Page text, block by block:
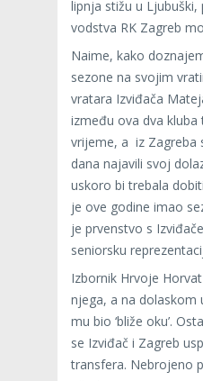
lipnja stižu u Ljubuški,
vodstva RK Zagreb
Naime, kako
sezone na svojim
vratara Izviđača
između ova dva kluba
vrijeme, a iz Zagreba
dana najavili svoj
uskoro bi trebala
je ove godine imao
je prvenstvo s
seniorsku
Izbornik Hrvoje
njega, a na dolaskom
mu bio ‘bliže oku’.
se Izviđač i Zagreb
transfera. Nebrojeno